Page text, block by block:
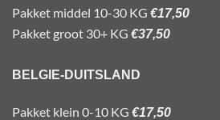
Pakket middel 10-30 KG €17,50
Pakket groot 30+ KG €37,50
BELGIE-DUITSLAND
Pakket klein 0-10 KG €17,50